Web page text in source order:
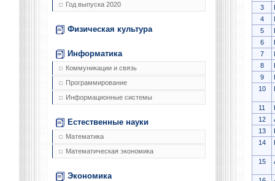
Год выпуска 2020
Физическая культура
Информатика
Коммуникации и связь
Программирование
Информационные системы
Естественные науки
Математика
Математическая экономика
Экономика
3
4
5
6
7
8
9
10
11
12
13
14
15